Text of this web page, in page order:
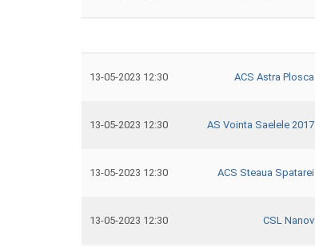
13-05-2023 12:30 ACS Astra Plosca
13-05-2023 12:30 AS Vointa Saelele 2017
13-05-2023 12:30 ACS Steaua Spatarei
13-05-2023 12:30 CSL Nanov